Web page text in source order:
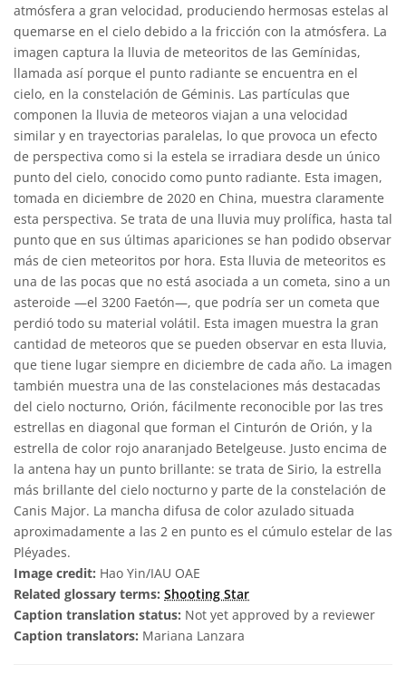
atmósfera a gran velocidad, produciendo hermosas estelas al
quemarse en el cielo debido a la fricción con la atmósfera. La
imagen captura la lluvia de meteoritos de las Gemínidas,
llamada así porque el punto radiante se encuentra en el
cielo, en la constelación de Géminis. Las partículas que
componen la lluvia de meteoros viajan a una velocidad
similar y en trayectorias paralelas, lo que provoca un efecto
de perspectiva como si la estela se irradiara desde un único
punto del cielo, conocido como punto radiante. Esta imagen,
tomada en diciembre de 2020 en China, muestra claramente
esta perspectiva. Se trata de una lluvia muy prolífica, hasta tal
punto que en sus últimas apariciones se han podido observar
más de cien meteoritos por hora. Esta lluvia de meteoritos es
una de las pocas que no está asociada a un cometa, sino a un
asteroide —el 3200 Faetón—, que podría ser un cometa que
perdió todo su material volátil. Esta imagen muestra la gran
cantidad de meteoros que se pueden observar en esta lluvia,
que tiene lugar siempre en diciembre de cada año. La imagen
también muestra una de las constelaciones más destacadas
del cielo nocturno, Orión, fácilmente reconocible por las tres
estrellas en diagonal que forman el Cinturón de Orión, y la
estrella de color rojo anaranjado Betelgeuse. Justo encima de
la antena hay un punto brillante: se trata de Sirio, la estrella
más brillante del cielo nocturno y parte de la constelación de
Canis Major. La mancha difusa de color azulado situada
aproximadamente a las 2 en punto es el cúmulo estelar de las
Pléyades.
Image credit: Hao Yin/IAU OAE
Related glossary terms: Shooting Star
Caption translation status: Not yet approved by a reviewer
Caption translators: Mariana Lanzara